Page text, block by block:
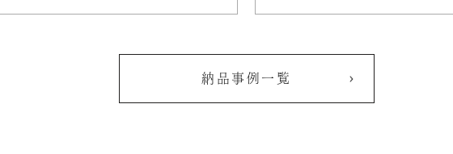
納品事例一覧